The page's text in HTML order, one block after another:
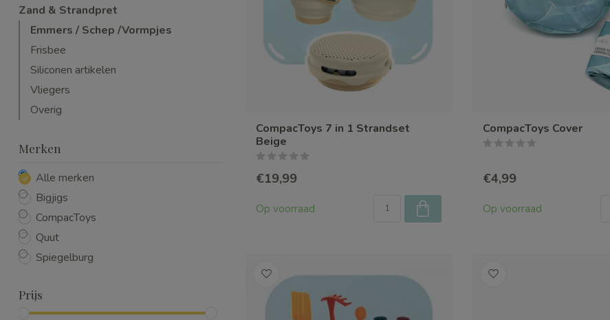
Zand & Strandpret
Emmers / Schep /Vormpjes
Frisbee
Siliconen artikelen
Vliegers
Overig
Merken
Alle merken
Bigjigs
CompacToys
Quut
Spiegelburg
Prijs
CompacToys 7 in 1 Strandset
Beige
€19,99
Op voorraad
CompacToys Cover
€4,99
Op voorraad